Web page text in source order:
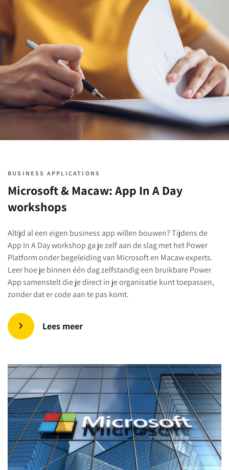
BUSINESS APPLICATIONS
Microsoft & Macaw: App In A Day
workshops
Altijd al een eigen business app willen bouwen?Tijdens de
App In A Day workshop ga je zelf aan de slag met het Power
Platform onder begeleiding van Microsoft en Macaw experts.
Leer hoe je binnen één dag zelfstandig een bruikbare Power
App samenstelt die je direct in je organisatie kunt toepassen,
zonder dat er code aan te pas komt.
Lees meer